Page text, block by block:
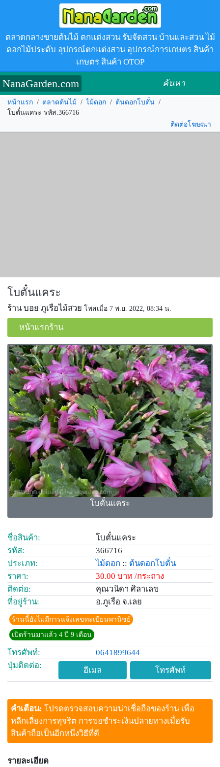
ตลาดกลางขายต้นไม้ ตกแต่งสวน รับจัดสวน บ้านและสวน ไม้
ดอกไม้ประดับ อุปกรณ์ตกแต่งสวน อุปกรณ์การเกษตร สินค้า
เกษตร สินค้า OTOP
NanaGarden.com ค้นหา
หน้าแรก / ตลาดต้นไม้ / ไม้ดอก / ต้นดอกโบตั๋น /
โบตั๋นแคระ รหัส.366716
ติดต่อโฆษณา
โบตั๋นแคระ
ร้าน บอย ภูเรือไม้สวย โพสเมื่อ 7 พ.ย. 2022, 08:34 น.
หน้าแรกร้าน
โบตั๋นแคระ
ชื่อสินค้า:
โบตั๋นแคระ
รหัส:
366716
ประเภท:
ไม้ดอก :: ต้นดอกโบตั๋น
ราคา:
30.00 บาท /กระถาง
ติดต่อ:
คุณวนิดา ศิลาเลข
ที่อยู่ร้าน:
อ.ภูเรือ จ.เลย
ร้านนี้ยังไม่มีการแจ้งเลขทะเบียนพานิชย์
เปิดร้านมาแล้ว 4 ปี 9 เดือน
โทรศัพท์:
0641899644
ปุ่มติดต่อ:
อีเมล โทรศัพท์
คำเตือน: โปรดตรวจสอบความน่าเชื่อถือของร้าน เพื่อ
หลีกเลี่ยงการทุจริต การขอชำระเงินปลายทางเมื่อรับ
สินค้าถือเป็นอีกหนึ่งวิธีที่ดี
รายละเอียด